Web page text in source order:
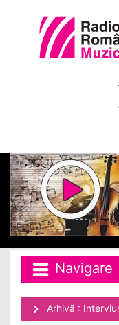
Navigare
Arhivă :